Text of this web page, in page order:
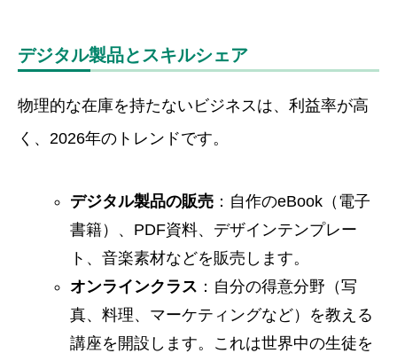
デジタル製品とスキルシェア
物理的な在庫を持たないビジネスは、利益率が高
く、2026年のトレンドです。
デジタル製品の販売 ：自作のeBook（電子
書籍）、PDF資料、デザインテンプレー
ト、音楽素材などを販売します。
オンラインクラス ：自分の得意分野（写
真、料理、マーケティングなど）を教える
講座を開設します。これは世界中の生徒を